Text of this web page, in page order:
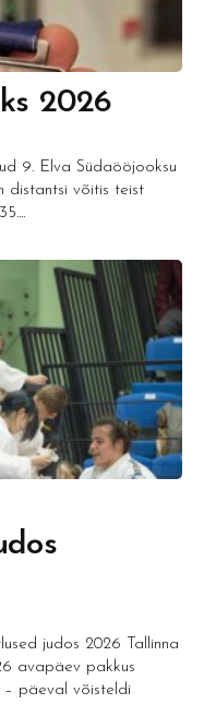
2026
9. Elva Südaööjooksu
distantsi võitis teist
judos 2026 Tallinna
avapäev pakkus
päeval võisteldi